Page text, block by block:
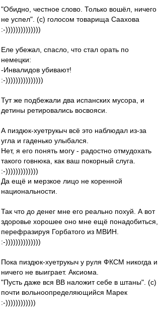
"Обидно, честное слово. Только вошёл, ничего
не успел". (с) голосом товарища Саахова
:-))))))))))))))
Еле убежал, спасло, что стал орать по
немецки:
-Инвалидов убивают!
:-)))))))))))))))
Тут же подбежали два испанских мусора, и
детины ретировались восвояси.
А пиздюк-хуетрукыч всё это наблюдал из-за
угла и гаденько улыбался.
Нет, я его понять могу - радостно отмудохать
такого говнюка, как ваш покорный слуга.
:-)))))))))))))
Да ещё и мерзкое лицо не коренной
национальности.
Так что до денег мне его реально похуй. А вот
здоровье хорошее оно мне ещё понадобиться,
перефразируя Горбатого из МВИН.
:-))))))))))))))
Пока пиздюк-хуетрукыч у руля ФКСМ никогда и
ничего не выиграет. Аксиома.
"Пусть даже вся ВВ наложит себе в штаны". (с)
почти вольноопределяющийся Марек
:-))))))))))))